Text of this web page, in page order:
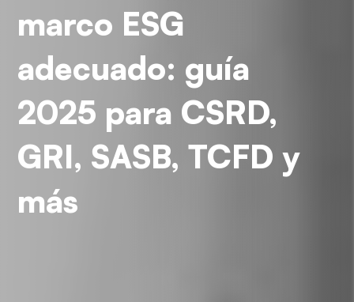
marco ESG
adecuado: guía
2025 para CSRD,
GRI, SASB, TCFD y
más